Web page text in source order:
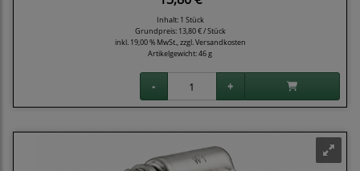
Inhalt: 1 Stück
Grundpreis: 13,80 € / Stück
inkl. 19,00 % MwSt., zzgl.Versandkosten
Artikelgewicht: 46 g